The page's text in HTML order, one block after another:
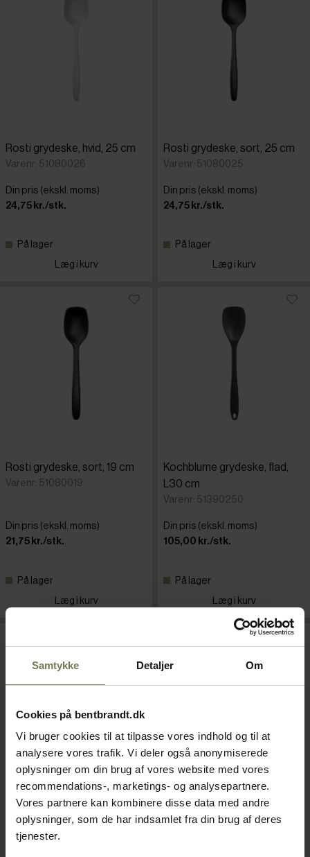
Samtykke Detaljer Om
Cookies på bentbrandt.dk
Vi bruger cookies til at tilpasse vores indhold og til at
analysere vores trafik. Vi deler også anonymiserede
oplysninger om din brug af vores website med vores
recommendations-, marketings- og analysepartnere.
Vores partnere kan kombinere disse data med andre
oplysninger, som de har indsamlet fra din brug af deres
tjenester.
Rosti grydeske, hvid, 25 cm
Varenr: 51080026
Din pris (ekskl. moms)
24,75 kr./stk.
På lager
Læg i kurv
Rosti grydeske, sort, 25 cm
Varenr: 51080025
Din pris (ekskl. moms)
24,75 kr./stk.
På lager
Læg i kurv
Rosti grydeske, sort, 19 cm
Varenr: 51080019
Din pris (ekskl. moms)
21,75 kr./stk.
På lager
Læg i kurv
Kochblume grydeske, flad,
L30 cm
Varenr: 51390250
Din pris (ekskl. moms)
105,00 kr./stk.
På lager
Læg i kurv
Kochblume grydeske, dyb,
L30 cm
Varenr: 51390230
Kochblume grydeske, dyb,
L25,5 cm